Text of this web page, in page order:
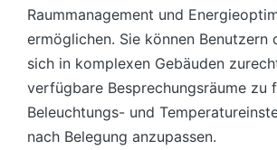
Raummanagement und
ermöglichen. Sie können Benutzern
sich in komplexen Gebäuden
verfügbare Besprechungsräume zu
Beleuchtungs- und
nach Belegung anzupassen.